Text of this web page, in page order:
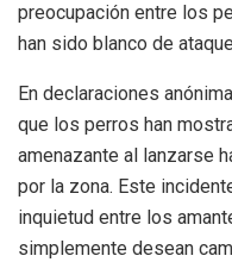
preocupación entre los
han sido blanco de
En declaraciones
que los perros han
amenazante al lanzarse
por la zona. Este
inquietud entre los
simplemente desean